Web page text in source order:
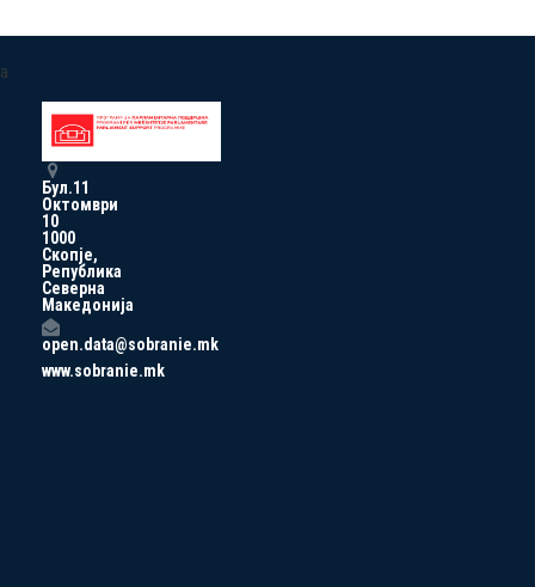
a
Бул.11
Октомври
10
1000
Скопје,
Република
Северна
Македонија
open.data@sobranie.mk
www.sobranie.mk